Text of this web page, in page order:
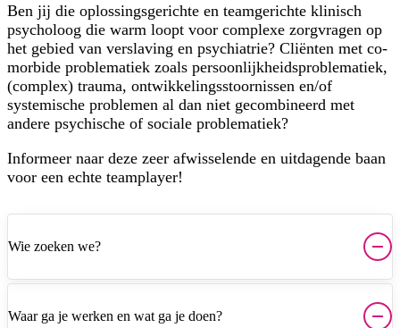
Ben jij die oplossingsgerichte en teamgerichte klinisch
psycholoog die warm loopt voor complexe zorgvragen op
het gebied van verslaving en psychiatrie? Cliënten met co-
morbide problematiek zoals persoonlijkheidsproblematiek,
(complex) trauma, ontwikkelingsstoornissen en/of
systemische problemen al dan niet gecombineerd met
andere psychische of sociale problematiek?
Informeer naar deze zeer afwisselende en uitdagende baan
voor een echte teamplayer!
Wie zoeken we?
Waar ga je werken en wat ga je doen?